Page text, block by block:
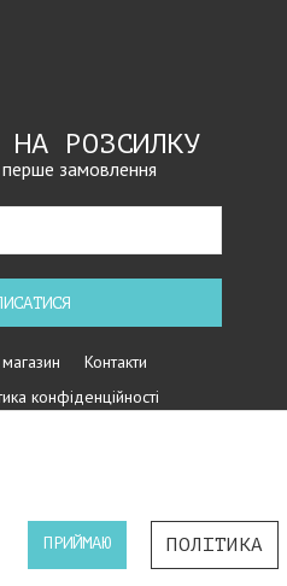
НА РОЗСИЛКУ
замовлення
Контакти
конфіденційності
ПРИЙМАЮ ПОЛІТИКА